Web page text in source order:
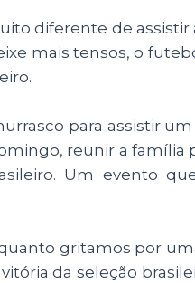
diferente de
mais tensos, o
para assistir
reunir a família
Um evento
gritamos por
da seleção